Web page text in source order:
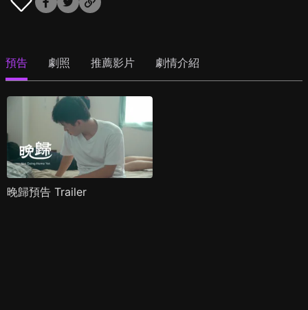
預告 劇照 推薦影片 劇情介紹
晚歸預告 Trailer